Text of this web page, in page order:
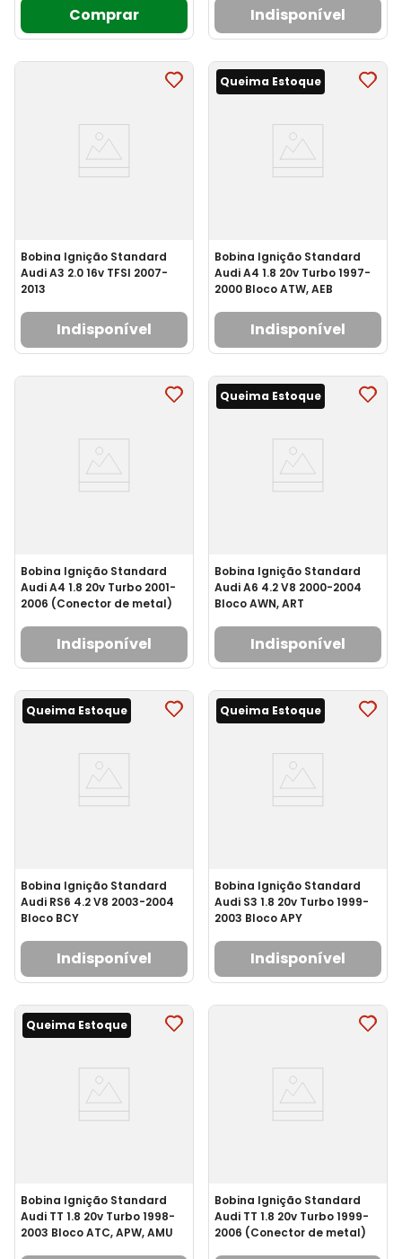
Comprar Indisponível
Bobina Ignição Standard
Audi A3 2.0 16v TFSI 2007-
2013
Indisponível
Queima Estoque
Bobina Ignição Standard
Audi A4 1.8 20v Turbo 1997-
2000 Bloco ATW, AEB
Indisponível
Bobina Ignição Standard
Audi A4 1.8 20v Turbo 2001-
2006 (Conector de metal)
Indisponível
Queima Estoque
Bobina Ignição Standard
Audi A6 4.2 V8 2000-2004
Bloco AWN, ART
Indisponível
Queima Estoque
Bobina Ignição Standard
Audi RS6 4.2 V8 2003-2004
Bloco BCY
Indisponível
Queima Estoque
Bobina Ignição Standard
Audi S3 1.8 20v Turbo 1999-
2003 Bloco APY
Indisponível
Queima Estoque
Bobina Ignição Standard
Audi TT 1.8 20v Turbo 1998-
2003 Bloco ATC, APW, AMU
Bobina Ignição Standard
Audi TT 1.8 20v Turbo 1999-
2006 (Conector de metal)